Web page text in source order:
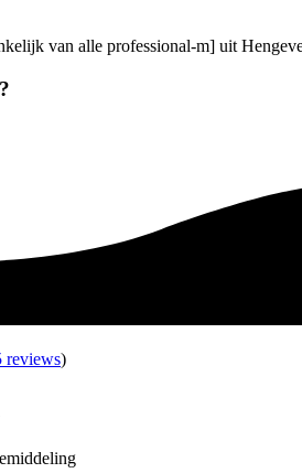
van alle professional-m] uit
reviews)